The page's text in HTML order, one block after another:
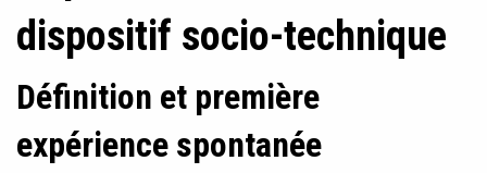
dispositif socio-technique
Définition et première
expérience spontanée